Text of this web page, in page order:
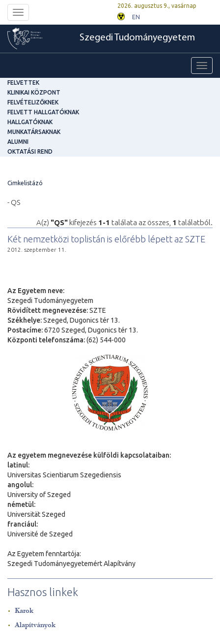
Toggle
navigation
2026. augusztus 9., vasárnap
EN
Szegedi Tudományegyetem
FELVETTEK
KLINIKAI KÖZPONT
FELVÉTELIZŐKNEK
FELVETT HALLGATÓKNAK
HALLGATÓKNAK
MUNKATÁRSAKNAK
ALUMNI
OKTATÁSI REND
Cimkelistázó
- QS
A(z) "QS" kifejezés 1-1 találata az összes, 1 találatból.
Két nemzetközi toplistán is előrébb lépett az SZTE
2012. szeptember 11.
Az Egyetem neve:
Szegedi Tudományegyetem
Rövidített megnevezése:SZTE
Székhelye:Szeged, Dugonics tér 13.
Postacíme:6720 Szeged, Dugonics tér 13.
Központi telefonszáma:(62) 544-000
Az egyetem megnevezése külföldi kapcsolataiban:
latinul:
Universitas Scientiarum Szegediensis
angolul:
University of Szeged
németül:
Universität Szeged
franciául:
Université de Szeged
Az Egyetem fenntartója:
Szegedi Tudományegyetemért Alapítvány
Hasznos linkek
Karok
Alapítványok